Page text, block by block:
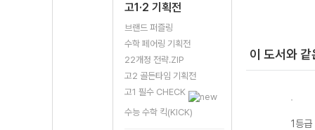
고1·2 기획전
브랜드 퍼즐링
수학 페어링 기획전
22개정 전략.ZIP
고2 골든타임 기획전
고1 필수 CHECK
수능 수학 킥(KICK)
이 도서와
1등급